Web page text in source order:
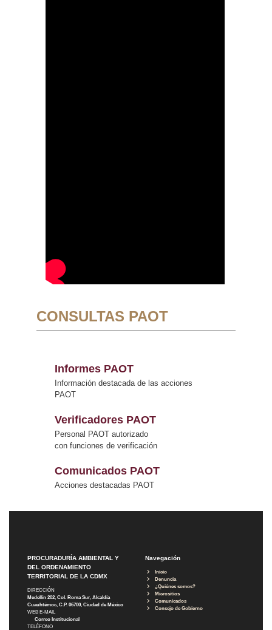
CONSULTAS PAOT
Informes PAOT
Información destacada de las acciones
PAOT
Verificadores PAOT
Personal PAOT autorizado
con funciones de verificación
Comunicados PAOT
Acciones destacadas PAOT
PROCURADURÍA AMBIENTAL Y
DEL ORDENAMIENTO
TERRITORIAL DE LA CDMX
DIRECCIÓN
Medellín 202, Col. Roma Sur, Alcaldía
Cuauhtémoc, C.P. 06700, Ciudad de México
WEB E-MAIL
Correo Institucional
TELÉFONO
Navegación
Inicio
Denuncia
¿Quiénes somos?
Micrositios
Comunicados
Consejo de Gobierno